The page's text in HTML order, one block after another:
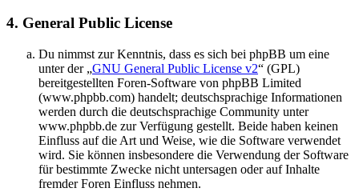
4. General Public License
Du nimmst zur Kenntnis, dass es sich bei phpBB um eine
unter der „GNU General Public License v2“ (GPL)
bereitgestellten Foren-Software von phpBB Limited
(www.phpbb.com) handelt; deutschsprachige Informationen
werden durch die deutschsprachige Community unter
www.phpbb.de zur Verfügung gestellt. Beide haben keinen
Einfluss auf die Art und Weise, wie die Software verwendet
wird. Sie können insbesondere die Verwendung der Software
für bestimmte Zwecke nicht untersagen oder auf Inhalte
fremder Foren Einfluss nehmen.